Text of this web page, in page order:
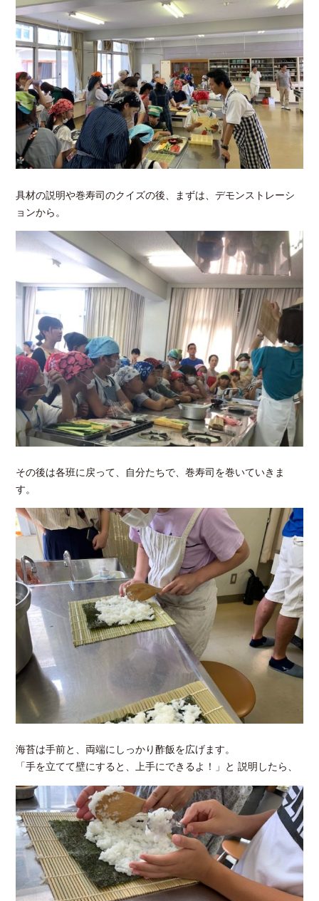
具材の説明や巻寿司のクイズの後、まずは、デモンストレーシ
ョンから。
その後は各班に戻って、自分たちで、巻寿司を巻いていきま
す。
海苔は手前と、両端にしっかり酢飯を広げます。
「手を立てて壁にすると、上手にできるよ！」と 説明したら、